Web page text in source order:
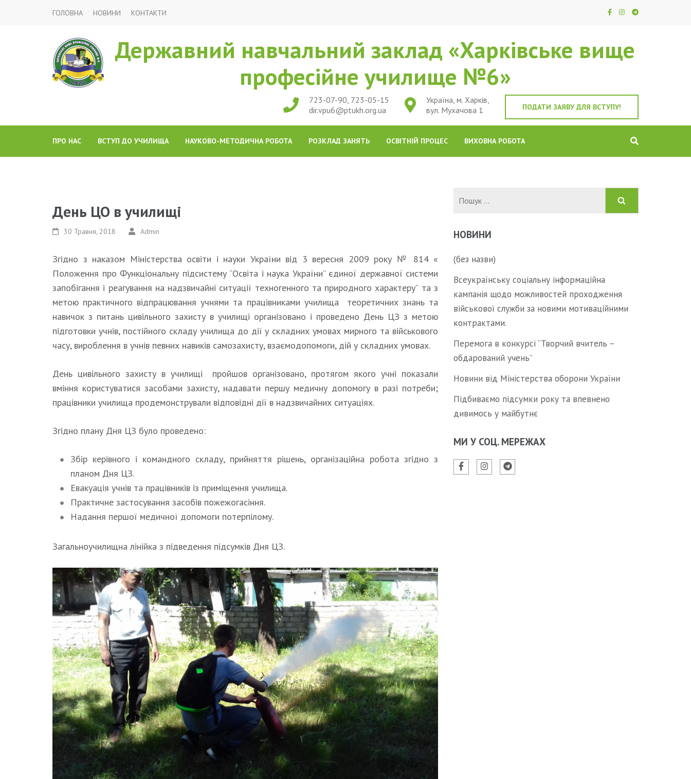
ГОЛОВНА НОВИНИ КОНТАКТИ
Державний навчальний заклад «Харківське вище
професійне училище №6»
ПОДАТИ ЗАЯВУ ДЛЯ ВСТУПУ!
Україна, м. Харків,
вул. Мухачова 1
723-07-90, 723-05-15
dir.vpu6@ptukh.org.ua
ПРО НАС ВСТУП ДО УЧИЛИЩА НАУКОВО-МЕТОДИЧНА РОБОТА РОЗКЛАД ЗАНЯТЬ ОСВІТНІЙ ПРОЦЕС ВИХОВНА РОБОТА
День ЦО в училищі
30 Травня, 2018 Admin
Згідно з наказом Міністерства освіти і науки України від 3 вересня 2009 року № 814 «
Положення про Функціональну підсистему “Освіта і наука України” єдиної державної системи
запобігання і реагування на надзвичайні ситуації техногенного та природного характеру” та з
метою практичного відпрацювання учнями та працівниками училища теоретичних знань та
навичок з питань цивільного захисту в училищі організовано і проведено День ЦЗ з метою
підготовки учнів, постійного складу училища до дії у складних умовах мирного та військового
часу, вироблення в учнів певних навиків самозахисту, взаємодопомоги, дій у складних умовах.
День цивільного захисту в училищі пройшов організовано, протягом якого учні показали
вміння користуватися засобами захисту, надавати першу медичну допомогу в разі потреби;
працівники училища продемонстрували відповідні дії в надзвичайних ситуаціях.
Згідно плану Дня ЦЗ було проведено:
Збір керівного і командного складу, прийняття рішень, організаційна робота згідно з
планом Дня ЦЗ.
Евакуація учнів та працівників із приміщення училища.
Практичне застосування засобів пожежогасіння.
Надання першої медичної допомоги потерпілому.
Загальноучилищна лінійка з підведення підсумків Дня ЦЗ.
Пошук:
НОВИНИ
(без назви)
Всеукраїнську соціальну інформаційна
кампанія щодо можливостей проходження
військової служби за новими мотиваційними
контрактами.
Перемога в конкурсі “Творчий вчитель –
обдарований учень”
Новини від Міністерства оборони України
Підбиваємо підсумки року та впевнено
дивимось у майбутнє
МИ У СОЦ. МЕРЕЖАХ